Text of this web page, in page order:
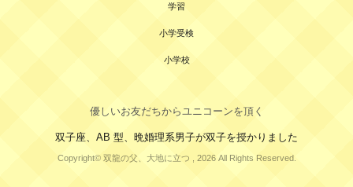
学習
小学受検
小学校
優しいお友だちからユニコーンを頂く
双子座、AB 型、晩婚理系男子が双子を授かりました
Copyright© 双龍の父、大地に立つ , 2026 All Rights Reserved.